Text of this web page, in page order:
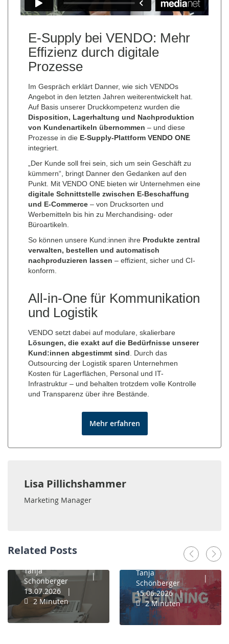
E-Supply bei VENDO: Mehr
Effizienz durch digitale
Prozesse
Im Gespräch erklärt Danner, wie sich VENDOs
Angebot in den letzten Jahren weiterentwickelt hat.
Auf Basis unserer Druckkompetenz wurden die
Disposition, Lagerhaltung und Nachproduktion
von Kundenartikeln übernommen – und diese
Prozesse in die E-Supply-Plattform VENDO ONE
integriert.
„Der Kunde soll frei sein, sich um sein Geschäft zu
kümmern“, bringt Danner den Gedanken auf den
Punkt. Mit VENDO ONE bieten wir Unternehmen eine
digitale Schnittstelle zwischen E-Beschaffung
und E-Commerce – von Drucksorten und
Werbemitteln bis hin zu Merchandising- oder
Büroartikeln.
So können unsere Kund:innen ihre Produkte zentral
verwalten, bestellen und automatisch
nachproduzieren lassen – effizient, sicher und CI-
konform.
All-in-One für Kommunikation
und Logistik
VENDO setzt dabei auf modulare, skalierbare
Lösungen, die exakt auf die Bedürfnisse unserer
Kund:innen abgestimmt sind . Durch das
Outsourcing der Logistik sparen Unternehmen
Kosten für Lagerflächen, Personal und IT-
Infrastruktur – und behalten trotzdem volle Kontrolle
und Transparenz über ihre Bestände.
Mehr erfahren
Lisa Pillichshammer
Marketing Manager
Related Posts
Warum
das
manuell?
Tanja
Schönberger
13.07.2026
2 Minuten
Tanja
Schönberger
15.06.2026
2 Minuten